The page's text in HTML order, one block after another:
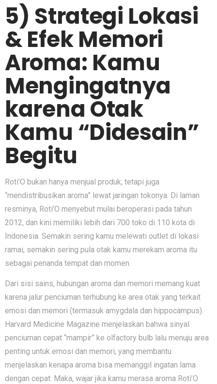
5) Strategi Lokasi
& Efek Memori
Aroma: Kamu
Mengingatnya
karena Otak
Kamu “Didesain”
Begitu
Roti’O bukan hanya menjual produk, tetapi juga
“mendistribusikan aroma” lewat jaringan tokonya. Di laman
resminya, Roti’O menyebut mulai beroperasi pada tahun
2012, dan kini memiliki lebih dari 700 toko di 110 kota di
Indonesia. Semakin sering kamu melewati outlet di lokasi
ramai, semakin sering pula otak kamu merekam aroma itu
sebagai penanda tempat dan momen.
Dari sisi sains, hubungan aroma dan memori memang kuat
karena jalur penciuman terhubung ke area otak yang terkait
emosi dan memori (termasuk amygdala dan hippocampus).
Harvard Medicine Magazine menjelaskan bahwa sinyal
penciuman cepat “mampir” ke olfactory bulb lalu menuju area
penting untuk emosi dan memori, yang membantu
menjelaskan kenapa aroma bisa memanggil ingatan lama
dengan cepat. Maka, wajar jika kamu merasa aroma Roti’O